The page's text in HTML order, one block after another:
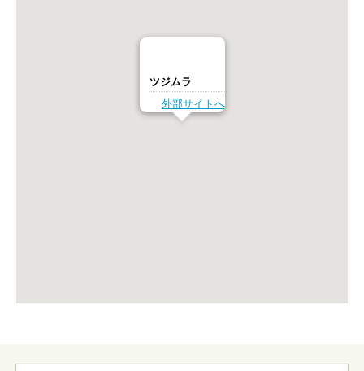
ツジムラ
外部サイトへ